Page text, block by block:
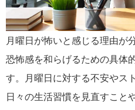
月曜日が怖いと感じる理由が
恐怖感を和らげるための具体
す。月曜日に対する不安やス
日々の生活習慣を見直すこと